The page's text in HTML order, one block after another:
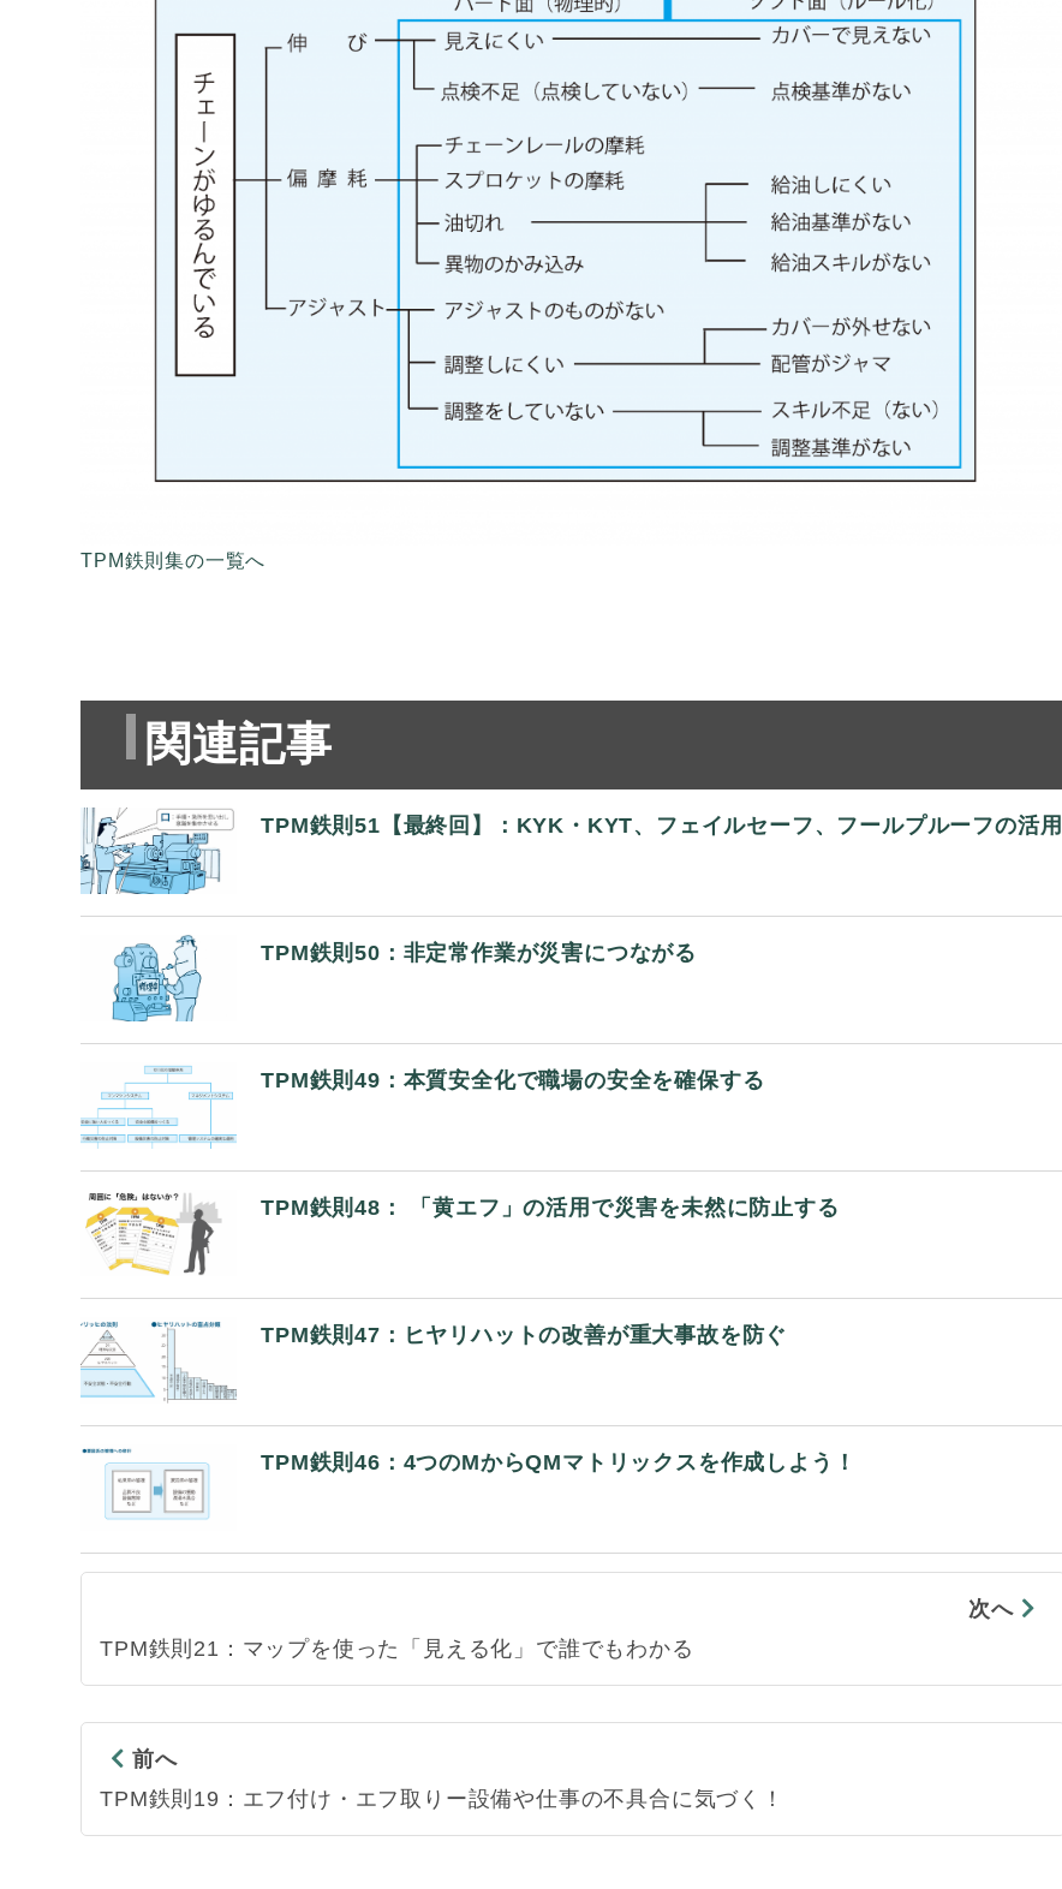
TPM鉄則集の一覧へ
関連記事
TPM鉄則51【最終回】：KYK・KYT、フェイルセーフ、フールプルーフの活用
TPM鉄則50：非定常作業が災害につながる
TPM鉄則49：本質安全化で職場の安全を確保する
TPM鉄則48： 「黄エフ」の活用で災害を未然に防止する
TPM鉄則47：ヒヤリハットの改善が重大事故を防ぐ
TPM鉄則46：4つのMからQMマトリックスを作成しよう！
次へ
TPM鉄則21：マップを使った「見える化」で誰でもわかる
前へ
TPM鉄則19：エフ付け・エフ取りー設備や仕事の不具合に気づく！